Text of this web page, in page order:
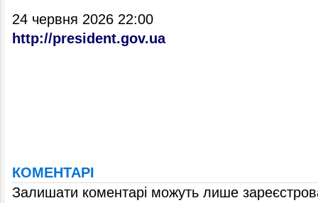
24 червня 2026 22:00
http://president.gov.ua
КОМЕНТАРІ
Залишати коментарі можуть лише